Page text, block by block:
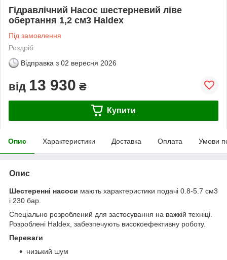
Гідравлічний Насос шестерневий ліве
обертання 1,2 см3 Haldex
Під замовлення
Роздріб
Відправка з 02 вересня 2026
від 13 930 ₴
Купити
Опис Характеристики Доставка Оплата Умови
Опис
Шестеренні насоси мають характеристики подачі 0.8-5.7 см3
і 230 бар.
Спеціально розроблений для застосування на важкій техніці.
Розроблені Haldex, забезпечують високоефективну роботу.
Переваги
низький шум